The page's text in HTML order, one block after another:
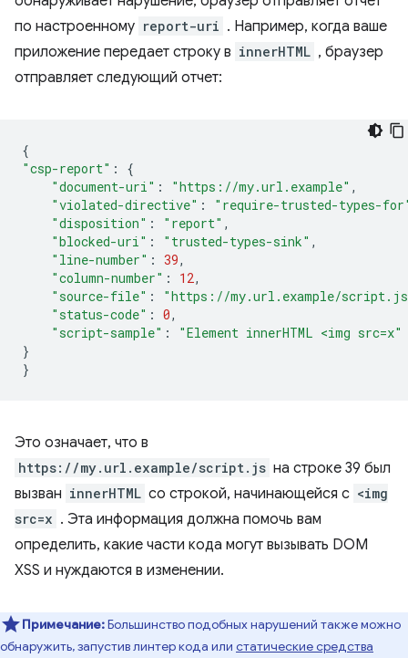
по настроенному report-uri . Например, когда ваше
приложение передает строку в innerHTML , браузер
отправляет следующий отчет:
{
"csp-report" :
{
"document-uri" : "https://my.url.example" ,
"violated-directive" :
"require-trusted-types-
"disposition" : "report" ,
"blocked-uri" : "trusted-types-sink" ,
"line-number" : 39,
"column-number" : 12,
"source-file" :
"https://my.url.example/
"status-code" : 0,
"script-sample" :
"Element innerHTML <img src=x"
}
}
Это означает, что в
https://my.url.example/script.js на строке 39 был
вызван innerHTML со строкой, начинающейся с <img
src=x . Эта информация должна помочь вам
определить, какие части кода могут вызывать DOM
XSS и нуждаются в изменении.
Примечание:Большинство подобных нарушений также можно
обнаружить, запустив линтер кода или статические средства